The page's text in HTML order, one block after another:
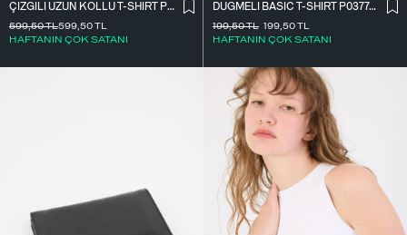
ÇIZGILI UZUN KOLLU T-SHIRT P10522
599,50TL
HAFTANIN ÇOK SATANI
599,50TL
DÜĞMELI BASIC T-SHIRT P0377-K12
199,50TL
HAFTANIN ÇOK SATANI
199,50TL